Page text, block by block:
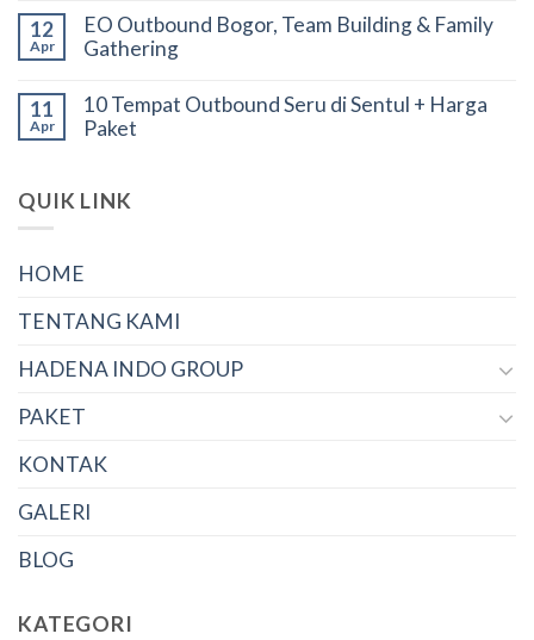
12
Apr
EO Outbound Bogor, Team Building & Family
Gathering
11
Apr
10 Tempat Outbound Seru di Sentul + Harga
Paket
QUIK LINK
HOME
TENTANG KAMI
HADENA INDO GROUP
PAKET
KONTAK
GALERI
BLOG
KATEGORI